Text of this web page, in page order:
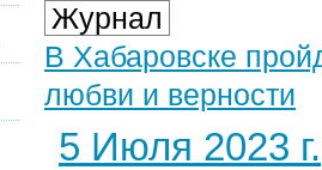
Журнал
В Хабаровске
любви и верности
5 Июля 2023 г.